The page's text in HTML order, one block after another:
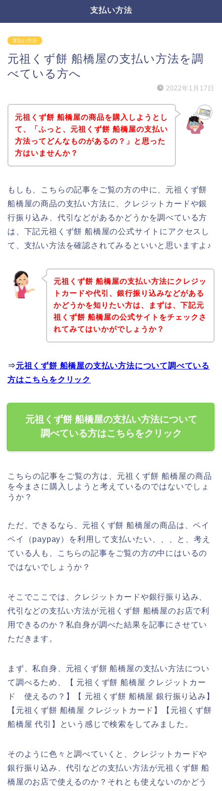
支払い方法
支払い方法
元祖くず餅 船橋屋の支払い方法を調
べている方へ
2022年1月17日
元祖くず餅 船橋屋の商品を購入しようとし
て、「ふっと、元祖くず餅 船橋屋の支払い
方法ってどんなものがあるの？」と思った
方はいませんか？
もしも、こちらの記事をご覧の方の中に、元祖くず餅
船橋屋の商品の支払い方法に、クレジットカードや銀
行振り込み、代引などがあるかどうかを調べている方
は、下記元祖くず餅 船橋屋の公式サイトにアクセスし
て、支払い方法を確認されてみるといいと思いますよ♪
元祖くず餅 船橋屋の支払い方法にクレジッ
トカードや代引、銀行振り込みなどがある
かどうかを知りたい方は、まずは、下記元
祖くず餅 船橋屋の公式サイトをチェックさ
れてみてはいかがでしょうか？
⇒元祖くず餅 船橋屋の支払い方法について調べている
方はこちらをクリック
元祖くず餅 船橋屋の支払い方法について
調べている方はこちらをクリック
こちらの記事をご覧の方は、元祖くず餅 船橋屋の商品
を今まさに購入しようと考えているのではないでしょ
うか？
ただ、できるなら、元祖くず餅 船橋屋の商品は、ペイ
ペイ（paypay）を利用して支払いたい、、、と、考え
ている人も、こちらの記事をご覧の方の中にはいるの
ではないでしょうか？
そこでここでは、クレジットカードや銀行振り込み、
代引などの支払い方法が元祖くず餅 船橋屋のお店で利
用できるのか？私自身が調べた結果を記事にさせてい
ただきます。
まず、私自身、元祖くず餅 船橋屋の支払い方法につい
て調べるため、【 元祖くず餅 船橋屋 クレジットカー
ド 使えるの？】【 元祖くず餅 船橋屋 銀行振り込み】
【元祖くず餅 船橋屋 クレジットカード】【元祖くず餅
船橋屋 代引】という感じで検索をしてみました。
そのように色々と調べていくと、クレジットカードや
銀行振り込み、代引などの支払い方法が元祖くず餅 船
橋屋のお店で使えるのか？それとも使えないのかどう